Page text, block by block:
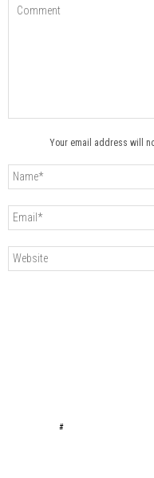
Your email address will
#